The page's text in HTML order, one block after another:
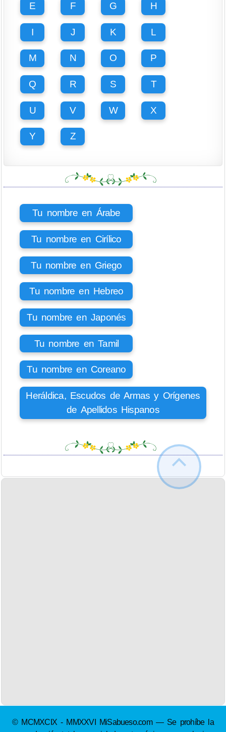
E F G H
I J K L
M N O P
Q R S T
U V W X
Y Z
Tu nombre en Árabe
Tu nombre en Cirílico
Tu nombre en Griego
Tu nombre en Hebreo
Tu nombre en Japonés
Tu nombre en Tamil
Tu nombre en Coreano
Heráldica, Escudos de Armas y Orígenes
de Apellidos Hispanos
© MCMXCIX - MMXXVI MiSabueso.com — Se prohíbe la